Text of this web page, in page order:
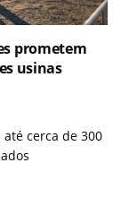
prometem
usinas
cerca de 300